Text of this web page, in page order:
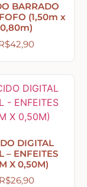
Box
BARRADO
(1,50m x
0,80m)
42,90
DIGITAL
– ENFEITES
X 0,50M)
R$26,90